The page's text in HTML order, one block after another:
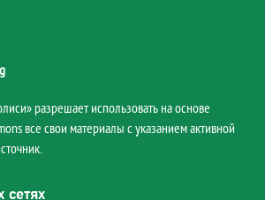
разрешает использовать на основе
все свои материалы с указанием активной